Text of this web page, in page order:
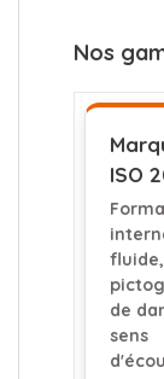
Nos
ISO
fluide,
de
sens